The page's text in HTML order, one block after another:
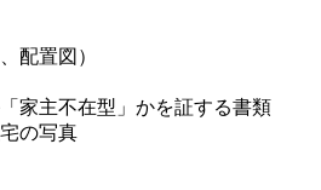
配置図）
家主不在型」かを証する書類
の写真